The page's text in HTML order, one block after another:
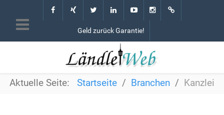
Geld zurück Garantie!
Aktuelle Seite: Startseite Branchen Kanzlei